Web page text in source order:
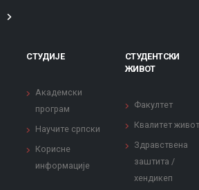
СТУДИЈЕ
Академски
програм
Научите српски
Корисне
информације
СТУДЕНТСКИ
ЖИВОТ
Факултет
Квалитет
Здравствена
заштита /
хендикеп